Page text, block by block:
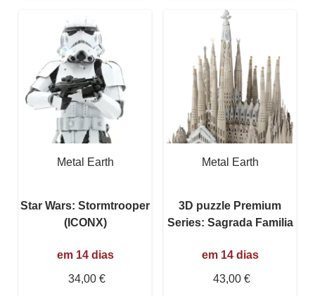
Metal Earth
Star Wars: Stormtrooper
(ICONX)
em 14 dias
34,00 €
Metal Earth
3D puzzle Premium
Series: Sagrada Familia
em 14 dias
43,00 €